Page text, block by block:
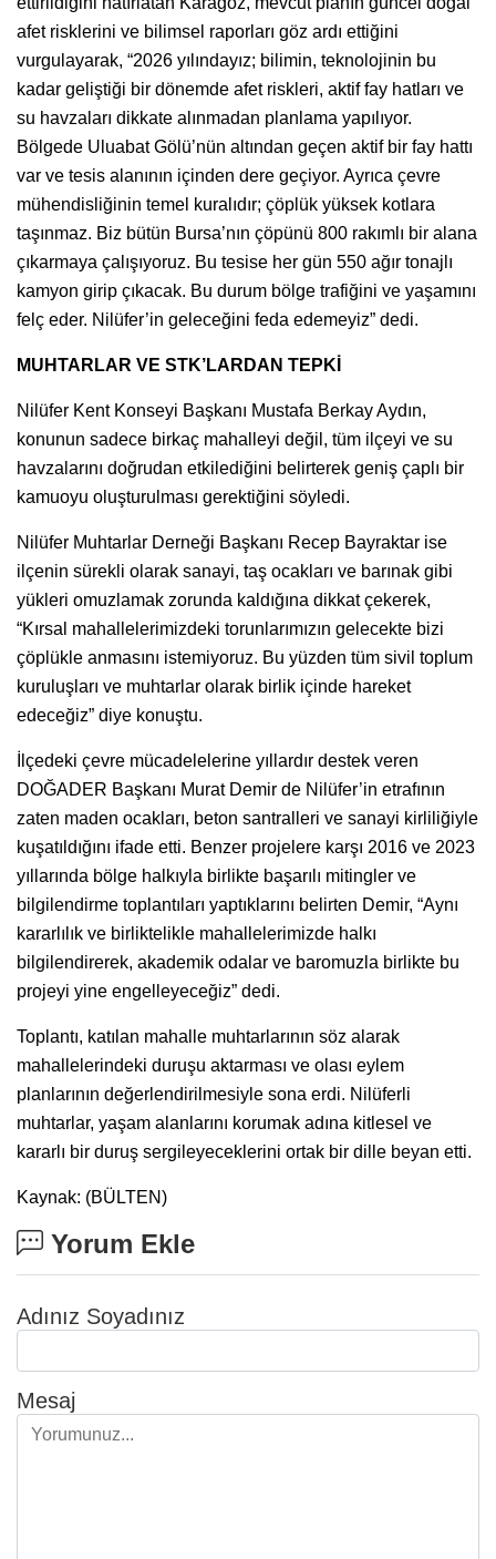
afet risklerini ve bilimsel raporları göz ardı ettiğini
vurgulayarak, “2026 yılındayız; bilimin, teknolojinin bu
kadar geliştiği bir dönemde afet riskleri, aktif fay hatları ve
su havzaları dikkate alınmadan planlama yapılıyor.
Bölgede Uluabat Gölü’nün altından geçen aktif bir fay hattı
var ve tesis alanının içinden dere geçiyor. Ayrıca çevre
mühendisliğinin temel kuralıdır; çöplük yüksek kotlara
taşınmaz. Biz bütün Bursa’nın çöpünü 800 rakımlı bir alana
çıkarmaya çalışıyoruz. Bu tesise her gün 550 ağır tonajlı
kamyon girip çıkacak. Bu durum bölge trafiğini ve yaşamını
felç eder. Nilüfer’in geleceğini feda edemeyiz” dedi.
MUHTARLAR VE STK’LARDAN TEPKİ
Nilüfer Kent Konseyi Başkanı Mustafa Berkay Aydın,
konunun sadece birkaç mahalleyi değil, tüm ilçeyi ve su
havzalarını doğrudan etkilediğini belirterek geniş çaplı bir
kamuoyu oluşturulması gerektiğini söyledi.
Nilüfer Muhtarlar Derneği Başkanı Recep Bayraktar ise
ilçenin sürekli olarak sanayi, taş ocakları ve barınak gibi
yükleri omuzlamak zorunda kaldığına dikkat çekerek,
“Kırsal mahallelerimizdeki torunlarımızın gelecekte bizi
çöplükle anmasını istemiyoruz. Bu yüzden tüm sivil toplum
kuruluşları ve muhtarlar olarak birlik içinde hareket
edeceğiz” diye konuştu.
İlçedeki çevre mücadelelerine yıllardır destek veren
DOĞADER Başkanı Murat Demir de Nilüfer’in etrafının
zaten maden ocakları, beton santralleri ve sanayi kirliliğiyle
kuşatıldığını ifade etti. Benzer projelere karşı 2016 ve 2023
yıllarında bölge halkıyla birlikte başarılı mitingler ve
bilgilendirme toplantıları yaptıklarını belirten Demir, “Aynı
kararlılık ve birliktelikle mahallelerimizde halkı
bilgilendirerek, akademik odalar ve baromuzla birlikte bu
projeyi yine engelleyeceğiz” dedi.
Toplantı, katılan mahalle muhtarlarının söz alarak
mahallelerindeki duruşu aktarması ve olası eylem
planlarının değerlendirilmesiyle sona erdi. Nilüferli
muhtarlar, yaşam alanlarını korumak adına kitlesel ve
kararlı bir duruş sergileyeceklerini ortak bir dille beyan etti.
Kaynak: (BÜLTEN)
Yorum Ekle
Adınız Soyadınız
Mesaj